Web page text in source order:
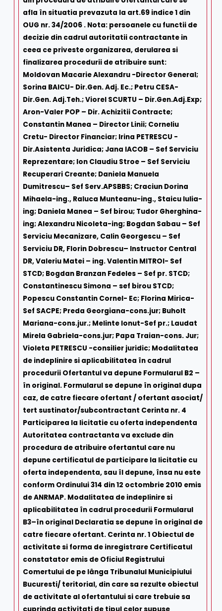
afla în situatia prevazuta la art.69 indice 1 din
OUG nr. 34/2006 . Nota: persoanele cu functii de
decizie din cadrul autoritatii contractante in
ceea ce priveste organizarea, derularea si
finalizarea procedurii de atribuire sunt:
Moldovan Macarie Alexandru -Director General;
Sorina BAICU- Dir.Gen. Adj. Ec.; Petru CESA-
Dir.Gen. Adj.Teh.; Viorel SCURTU – Dir.Gen.Adj.Exp;
Aron-Valer POP – Dir. Achizitii Contracte;
Constantin Manea – Director Linii; Corneliu
Cretu- Director Financiar; Irina PETRESCU -
Dir.Asistenta Juridica; Jana IACOB – Sef Serviciu
Reprezentare; Ion Claudiu Stroe – Sef Serviciu
Recuperari Creante; Daniela Manuela
Dumitrescu– Sef Serv.APSBBS; Craciun Dorina
Mihaela-ing., Raluca Munteanu-ing., Staicu Iulia-
ing; Daniela Manea – Sef birou; Tudor Gherghina-
ing; Alexandru Nicoleta-ing; Bogdan Sabau – Sef
Serviciu Mecanizare, Calin Georgescu – Sef
Serviciu DR, Florin Dobrescu– Instructor Central
DR, Valeriu Matei – ing. Valentin MITROI- Sef
STCD; Bogdan Branzan Fedeles – Sef pr. STCD;
Constantinescu Simona – sef birou STCD;
Popescu Constantin Cornel- Ec; Florina Mirica-
Sef SACPE; Preda Georgiana-cons.jur; Buholt
Mariana-cons.jur.; Melinte Ionut-Sef pr.; Laudat
Mirela Gabriela-cons.jur; Papa Traian-cons. Jur;
Violeta PETRESCU -consilier juridic; Modalitatea
de indeplinire si aplicabilitatea în cadrul
procedurii Ofertantul va depune Formularul B2 –
în original. Formularul se depune în original dupa
caz, de catre fiecare ofertant / ofertant asociat/
tert sustinator/subcontractant Cerinta nr. 4
Participarea la licitatie cu oferta independenta
Autoritatea contractanta va exclude din
procedura de atribuire ofertantul care nu
depune certificatul de participare la licitatie cu
oferta independenta, sau îl depune, însa nu este
conform Ordinului 314 din 12 octombrie 2010 emis
de ANRMAP. Modalitatea de indeplinire si
aplicabilitatea în cadrul procedurii Formularul
B3–în original Declaratia se depune în original de
catre fiecare ofertant. Cerinta nr. 1 Obiectul de
activitate si forma de inregistrare Certificatul
constatator emis de Oficiul Registrului
Comertului de pe lânga Tribunalul Municipiului
Bucuresti/ teritorial, din care sa rezulte obiectul
de activitate al ofertantului si care trebuie sa
cuprinda activitati de tipul celor supuse